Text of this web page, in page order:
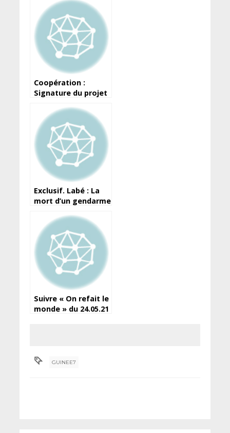
pas de caméléon,
l’avion essaie de
décoller » dixit Me
Sory Daouda
Camara
Coopération :
Signature du projet
l’Institut National
de Santé Publique
Exclusif. Labé : La
mort d’un gendarme
parle d’assassinat
Suivre « On refait le
monde » du 24.05.21
GUINEE7